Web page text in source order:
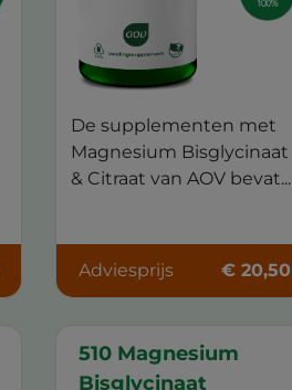
De supplementen met
Magnesium Bisglycinaat
& Citraat van AOV bevat...
Adviesprijs € 20,50
510 Magnesium
Bisglycinaat